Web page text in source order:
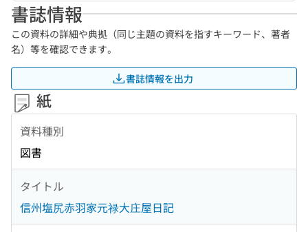
書誌情報
この資料の詳細や典拠（同じ主題の資料を指すキーワード、著者
名）等を確認できます。
書誌情報を出力
紙
資料種別
図書
タイトル
信州塩尻赤羽家元禄大庄屋日記